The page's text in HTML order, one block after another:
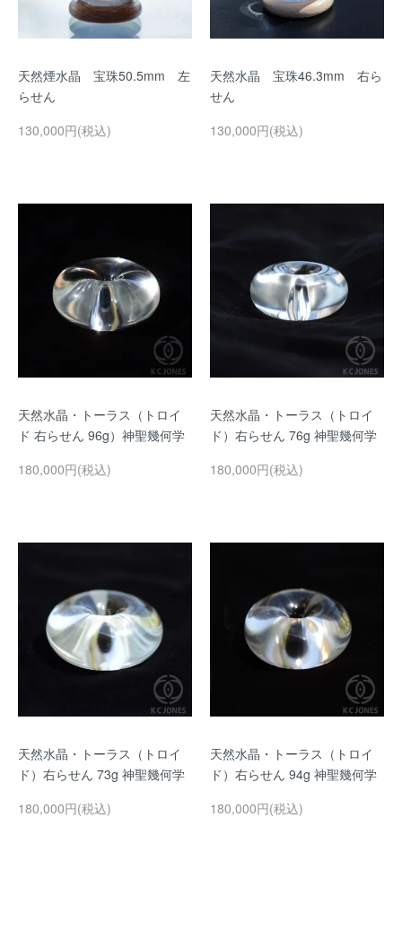
天然煙水晶 宝珠50.5mm 左
らせん
130,000円(税込)
天然水晶 宝珠46.3mm 右ら
せん
130,000円(税込)
天然水晶・トーラス（トロイ
ド 右らせん 96g）神聖幾何学
180,000円(税込)
天然水晶・トーラス（トロイ
ド）右らせん 76g 神聖幾何学
180,000円(税込)
天然水晶・トーラス（トロイ
ド）右らせん 73g 神聖幾何学
180,000円(税込)
天然水晶・トーラス（トロイ
ド）右らせん 94g 神聖幾何学
180,000円(税込)